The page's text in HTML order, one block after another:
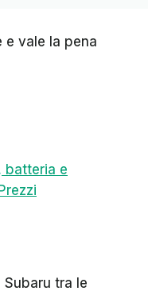
e vale la pena
batteria e
Prezzi
tra le